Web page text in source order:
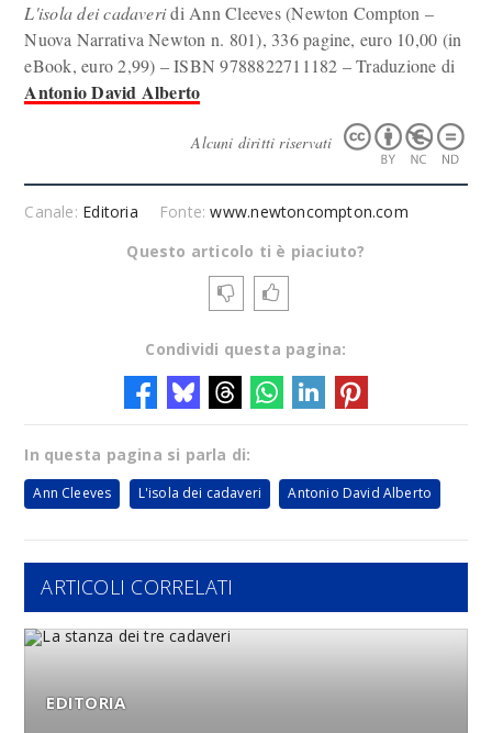
L'isola dei cadaveridi Ann Cleeves (Newton Compton –
Nuova Narrativa Newton n. 801), 336 pagine, euro 10,00 (in
eBook, euro 2,99) – ISBN 9788822711182 – Traduzione di
Antonio David Alberto
Alcuni diritti riservati
Canale: Editoria Fonte:www.newtoncompton.com
Questo articolo ti è piaciuto?
Condividi questa pagina:
In questa pagina si parla di:
Ann Cleeves L'isola dei cadaveri Antonio David Alberto
ARTICOLI CORRELATI
EDITORIA